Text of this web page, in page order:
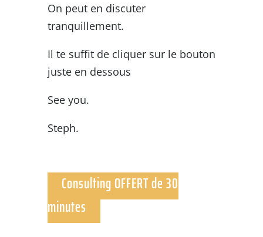
On peut en discuter
tranquillement.
Il te suffit de cliquer sur le bouton
juste en dessous
See you.
Steph.
Consulting OFFERT de 30
minutes